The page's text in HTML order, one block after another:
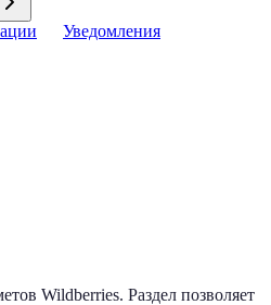
Уведомления
Wildberries. Раздел позволяет